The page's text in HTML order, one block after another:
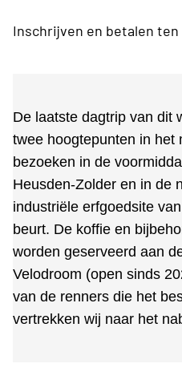
Inschrijven en betalen
De laatste dagtrip van dit
twee hoogtepunten in het
bezoeken in de
Heusden-Zolder en in de
industriële erfgoedsite
beurt. De koffie en
worden geserveerd aan
Velodroom (open sinds
van de renners die het
vertrekken wij naar het